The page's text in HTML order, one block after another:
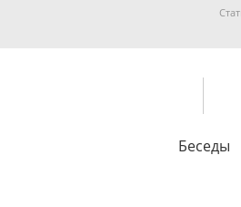
Беседы